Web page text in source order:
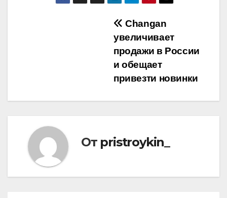
Changan
увеличивает
продажи в России
и обещает
привезти новинки
От pristroykin_